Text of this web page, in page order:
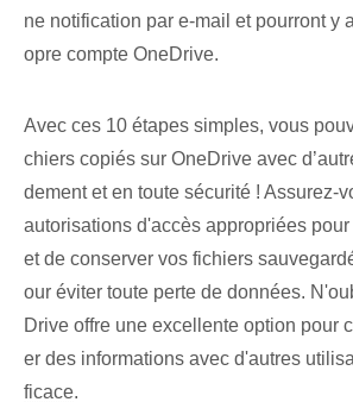
ne notification par e-mail et pourront y
opre compte OneDrive.
Avec ces 10 étapes simples, vous
chiers copiés sur OneDrive avec
dement et en toute sécurité ! Assurez-
autorisations d'accès appropriées
et de conserver vos fichiers
our éviter toute perte de données.
Drive offre une excellente option pour
er des informations avec d'autres
ficace.